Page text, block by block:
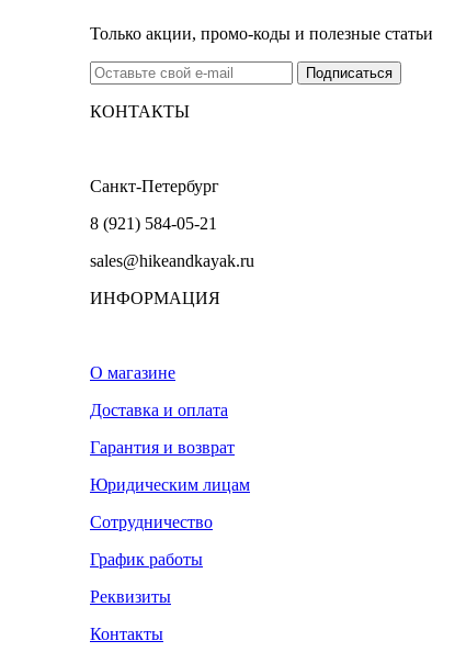
Только акции, промо-коды и полезные статьи
КОНТАКТЫ
Санкт-Петербург
8 (921) 584-05-21
sales@hikeandkayak.ru
ИНФОРМАЦИЯ
О магазине
Доставка и оплата
Гарантия и возврат
Юридическим лицам
Сотрудничество
График работы
Реквизиты
Контакты